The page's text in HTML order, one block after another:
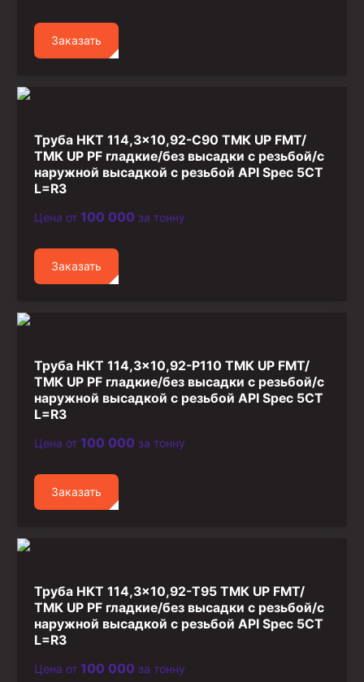
Заказать
Труба НКТ 114,3×10,92-C90 ТМК UP FMT/
ТМК UP PF гладкие/без высадки с резьбой/с
наружной высадкой с резьбой API Spec 5CT
L=R3
Цена от 100 000 за тонну
Заказать
Труба НКТ 114,3×10,92-P110 ТМК UP FMT/
ТМК UP PF гладкие/без высадки с резьбой/с
наружной высадкой с резьбой API Spec 5CT
L=R3
Цена от 100 000 за тонну
Заказать
Труба НКТ 114,3×10,92-T95 ТМК UP FMT/
ТМК UP PF гладкие/без высадки с резьбой/с
наружной высадкой с резьбой API Spec 5CT
L=R3
Цена от 100 000 за тонну